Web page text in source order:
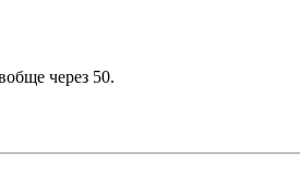
через 50.